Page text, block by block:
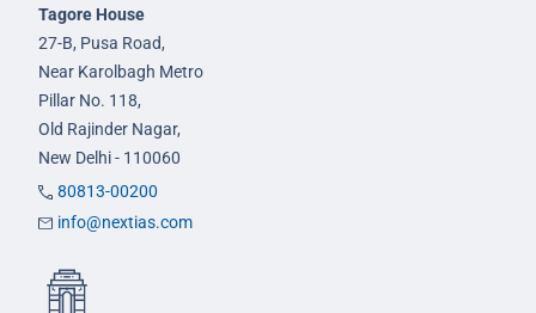
Tagore House
27-B, Pusa Road,
Near Karolbagh Metro
Pillar No. 118,
Old Rajinder Nagar,
New Delhi - 110060
80813-00200
info@nextias.com